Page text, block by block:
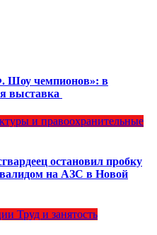
Шоу чемпионов»: в
выставка
и правоохранительные
остановил пробку
на АЗС в Новой
Труд и занятость